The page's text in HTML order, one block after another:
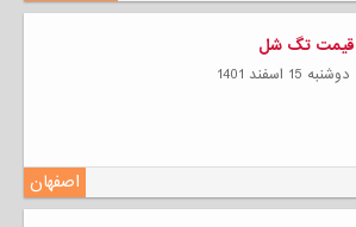
قیمت تگ شل
دوشنبه 15 اسفند 1401
اصفهان